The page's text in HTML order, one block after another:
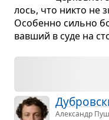
лось, что никто не
Осо­бенно сильно
вав­ший в суде на
Александр